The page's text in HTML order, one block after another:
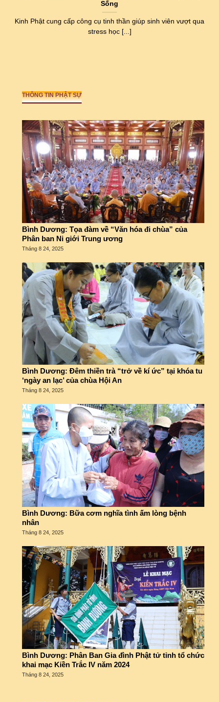
Sống
Kinh Phật cung cấp công cụ tinh thần giúp sinh viên vượt qua
stress học [...]
THÔNG TIN PHẬT SỰ
Bình Dương: Tọa đàm về “Văn hóa đi chùa” của
Phân ban Ni giới Trung ương
Tháng 8 24, 2025
Bình Dương: Đêm thiền trà “trở về kí ức” tại khóa tu
‘ngày an lạc’ của chùa Hội An
Tháng 8 24, 2025
Bình Dương: Bữa cơm nghĩa tình ấm lòng bệnh
nhân
Tháng 8 24, 2025
Bình Dương: Phân Ban Gia đình Phật tử tỉnh tổ chức
khai mạc Kiền Trắc IV năm 2024
Tháng 8 24, 2025